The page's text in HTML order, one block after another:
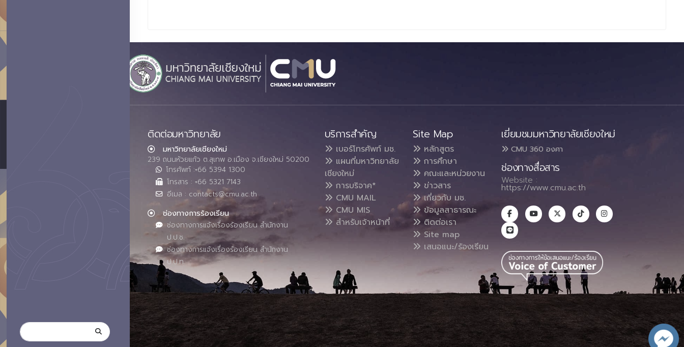
ติดต่อมหาวิทยาลัย
มหาวิทยาลัยเชียงใหม่
239 ถนนห้วยแก้ว ต.สุเทพ อ.เมือง จ.เชียงใหม่ 50200
โทรศัพท์ :+66 5394 1300
โทรสาร : +66 5321 7143
อีเมล : contacts@cmu.ac.th
ช่องทางการร้องเรียน
ช่องทางการแจ้งเรื่องร้องเรียน สำนักงาน
ป.ป.ช.
ช่องทางการแจ้งเรื่องร้องเรียน สำนักงาน
ป.ป.ท.
บริการสำคัญ
เบอร์โทรศัพท์ มช.
แผนที่มหาวิทยาลัย
เชียงใหม่
การบริจาค*
CMU MAIL
CMU MIS
สำหรับเจ้าหน้าที่
Site Map
หลักสูตร
การศึกษา
คณะและหน่วยงาน
ข่าวสาร
เกี่ยวกับ มช.
ข้อมูลสาธารณะ
ติดต่อเรา
Site map
เสนอแนะ/ร้องเรียน
เยี่ยมชมมหาวิทยาลัยเชียงใหม่
CMU 360 องศา
ช่องทางสื่อสาร
Website :
https://www.cmu.ac.th